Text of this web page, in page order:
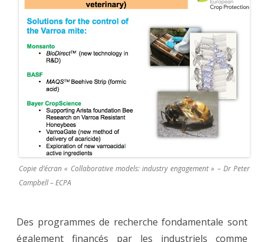
Copie d’écran « Collaborative models: industry engagement » – Dr Peter
Campbell – ECPA
Des programmes de recherche fondamentale sont
également financés par les industriels comme